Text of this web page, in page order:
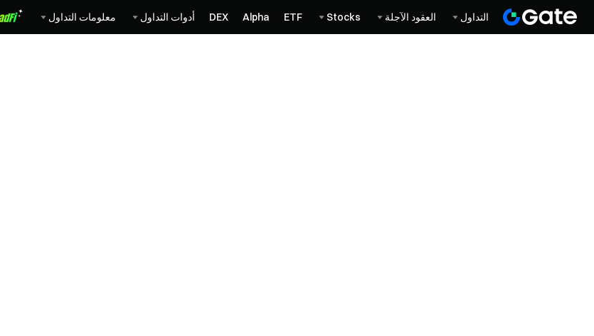
التداول العقود الآجلة Stocks
ETF
Alpha
DEX أدوات التداول معلومات التداول